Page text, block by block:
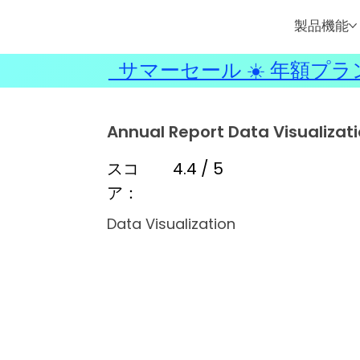
製品機能
Annual Report Data
スコ
ア：
4.4 / 5
Data Visualization
サマーセール ☀️ 年額プラ